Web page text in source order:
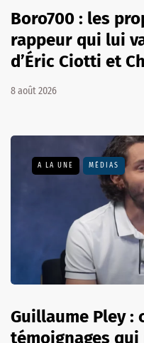
Boro700 : les
rappeur qui lui
d’Éric Ciotti et
8 août 2026
A LA UNE MÉDIAS
Guillaume Pley :
témoignages